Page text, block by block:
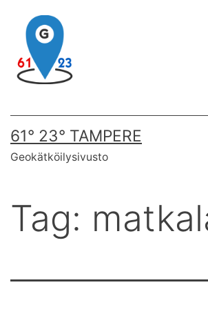
content
61° 23° TAMPERE
Geokätköilysivusto
Tag: